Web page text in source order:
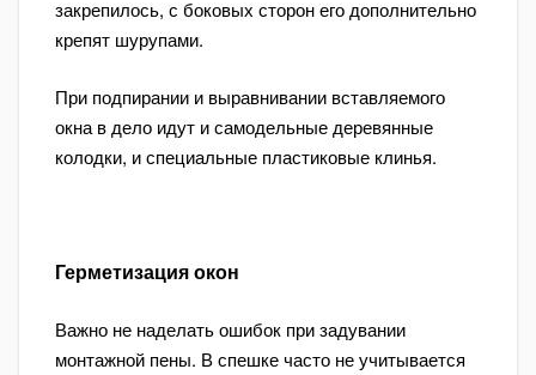
закрепилось, с боковых сторон его дополнительно
крепят шурупами.
При подпирании и выравнивании вставляемого
окна в дело идут и самодельные деревянные
колодки, и специальные пластиковые клинья.
Герметизация окон
Важно не наделать ошибок при задувании
монтажной пены. В спешке часто не учитывается